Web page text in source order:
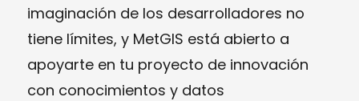
imaginación de los desarrolladores no
tiene límites, y MetGIS está abierto a
apoyarte en tu proyecto de innovación
con conocimientos y datos